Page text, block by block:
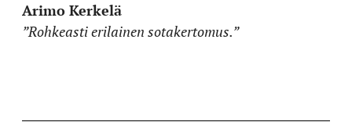
Arimo Kerkelä
”Rohkeasti erilainen sotakertomus.”